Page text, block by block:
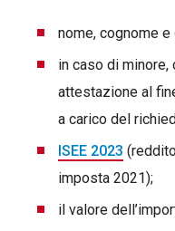
nome, cognome
in caso di
attestazione al
a carico del
ISEE 2023
imposta 2021);
il valore